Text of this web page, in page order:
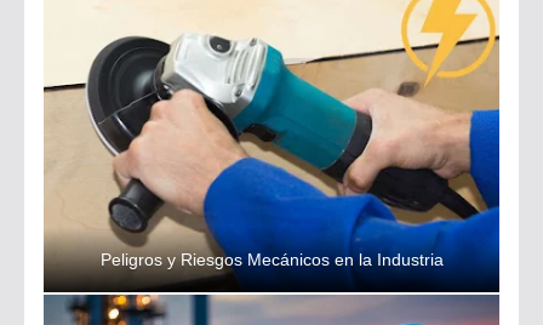
Peligros y Riesgos Mecánicos en la Industria